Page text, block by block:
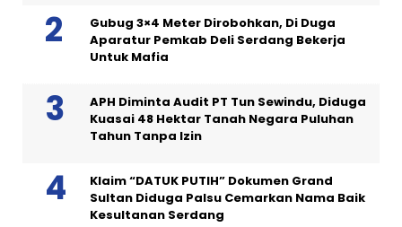
Gubug 3×4 Meter Dirobohkan, Di Duga
Aparatur Pemkab Deli Serdang Bekerja
Untuk Mafia
APH Diminta Audit PT Tun Sewindu, Diduga
Kuasai 48 Hektar Tanah Negara Puluhan
Tahun Tanpa Izin
Klaim “DATUK PUTIH” Dokumen Grand
Sultan Diduga Palsu Cemarkan Nama Baik
Kesultanan Serdang